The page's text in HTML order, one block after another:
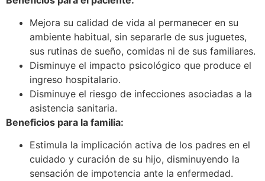
Mejora su calidad de vida al permanecer en su
ambiente habitual, sin separarle de sus juguetes,
sus rutinas de sueño, comidas ni de sus familiares.
Disminuye el impacto psicológico que produce el
ingreso hospitalario.
Disminuye el riesgo de infecciones asociadas a la
asistencia sanitaria.
Beneficios para la familia:
Estimula la implicación activa de los padres en el
cuidado y curación de su hijo, disminuyendo la
sensación de impotencia ante la enfermedad.